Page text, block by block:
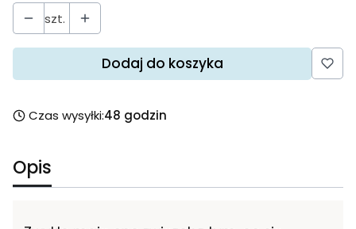
szt.
Dodaj do koszyka
Czas wysyłki:48 godzin
Opis